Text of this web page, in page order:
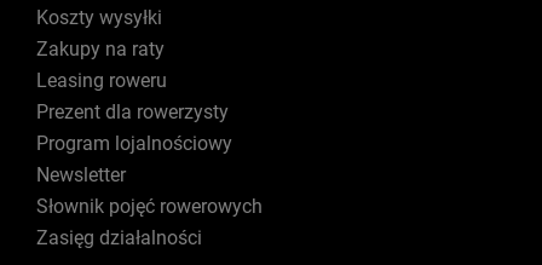
Koszty wysyłki
Zakupy na raty
Leasing roweru
Prezent dla rowerzysty
Program lojalnościowy
Newsletter
Słownik pojęć rowerowych
Zasięg działalności